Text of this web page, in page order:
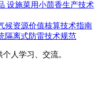
设施菜用小茴香生产技术
候资源价值核算技术指南
隔离式防雷技术规范
人学习、交流。